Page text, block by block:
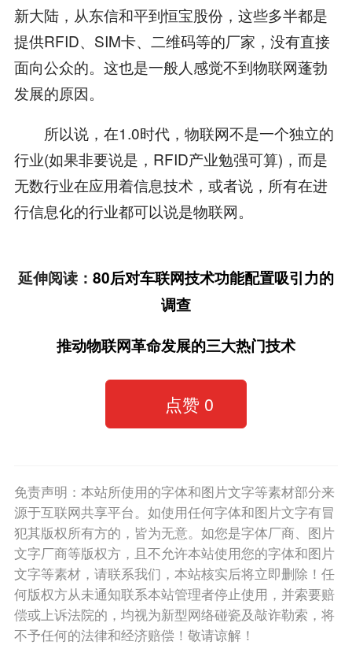
新大陆，从东信和平到恒宝股份，这些多半都是
提供RFID、SIM卡、二维码等的厂家，没有直接
面向公众的。这也是一般人感觉不到物联网蓬勃
发展的原因。
所以说，在1.0时代，物联网不是一个独立的
行业(如果非要说是，RFID产业勉强可算)，而是
无数行业在应用着信息技术，或者说，所有在进
行信息化的行业都可以说是物联网。
延伸阅读： 80后对车联网技术功能配置吸引力的
调查
推动物联网革命发展的三大热门技术
点赞 0
免责声明：本站所使用的字体和图片文字等素材部分来
源于互联网共享平台。如使用任何字体和图片文字有冒
犯其版权所有方的，皆为无意。如您是字体厂商、图片
文字厂商等版权方，且不允许本站使用您的字体和图片
文字等素材，请联系我们，本站核实后将立即删除！任
何版权方从未通知联系本站管理者停止使用，并索要赔
偿或上诉法院的，均视为新型网络碰瓷及敲诈勒索，将
不予任何的法律和经济赔偿！敬请谅解！